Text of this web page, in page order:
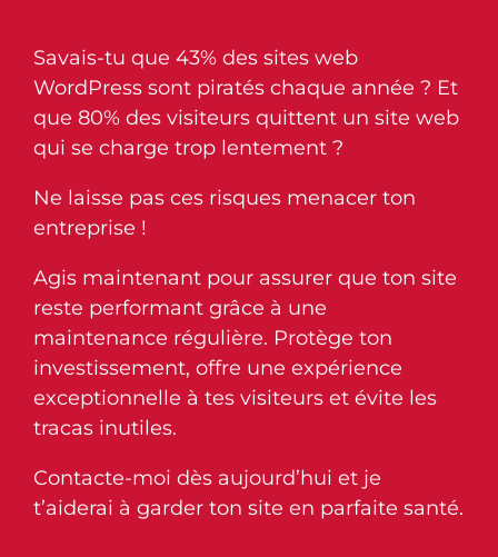
Savais-tu que 43% des sites web
WordPress sont piratés chaque année ? Et
que 80% des visiteurs quittent un site web
qui se charge trop lentement ?
Ne laisse pas ces risques menacer ton
entreprise !
Agis maintenant pour assurer que ton site
reste performant grâce à une
maintenance régulière. Protège ton
investissement, offre une expérience
exceptionnelle à tes visiteurs et évite les
tracas inutiles.
Contacte-moi dès aujourd’hui et je
t’aiderai à garder ton site en parfaite santé.